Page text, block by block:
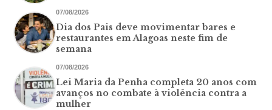
07/08/2026
Dia dos Pais deve movimentar bares e
restaurantes em Alagoas neste fim de
semana
07/08/2026
Lei Maria da Penha completa 20 anos com
avanços no combate à violência contra a
mulher